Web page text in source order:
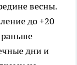
весны.
до +20
раньше
дни и